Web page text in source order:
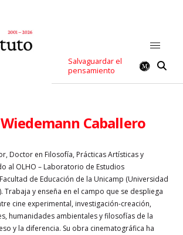
Salvaguardar el
pensamiento
Caballero
Doctor en Filosofía, Prácticas Artísticas y
al OLHO – Laboratorio de Estudios
de Educación de la Unicamp (Universidad
Trabaja y enseña en el campo que se despliega
cine experimental, investigación-creación,
humanidades ambientales y filosofías de la
y la diferencia. Su obra cinematográfica ha